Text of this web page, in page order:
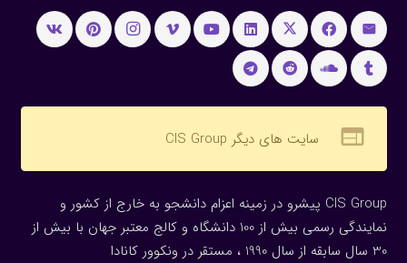
web سایت های دیگر CIS Group
CIS Group پیشرو در زمینه اعزام دانشجو به خارج از کشور و
نمایندگی رسمی بیش از 100 دانشگاه و کالج معتبر جهان با بیش از
30 سال سابقه از سال 1990 ، مستقر در ونکوور کانادا